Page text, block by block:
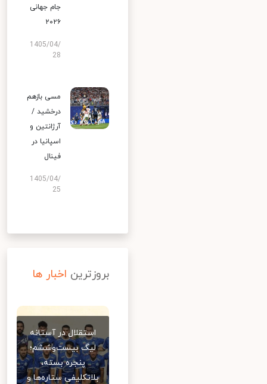
جام جهانی
۲۰۲۶
1405/04/
28
مسی بازهم
درخشید /
آرژانتین و
اسپانیا در
فینال
1405/04/
25
بروزترین اخبار ها
استقلال در آستانه
لیگ بیست‌وششم؛
پنجره بسته،
بلاتکلیفی ستاره‌ها و